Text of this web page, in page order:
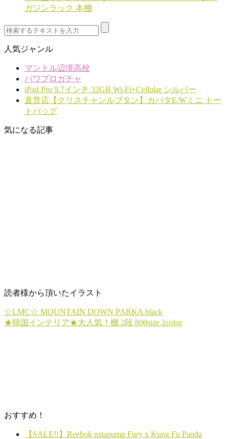
ガジンラック 本棚
人気ジャンル
マントル辺境高校
パワプロガチャ
iPad Pro 9.7インチ 32GB Wi-Fi+Cellular シルバー
直営店【クリスチャンルブタン】カバタE/Wミニ トー
トバッグ
気になる記事
読者様から頂いたイラスト
☆LMC☆ MOUNTAIN DOWN PARKA black
★韓国インテリア★大人気！棚 2段 800size 2color
おすすめ！
【SALE!!】Reebok nstapump Fury x Kung Fu Panda